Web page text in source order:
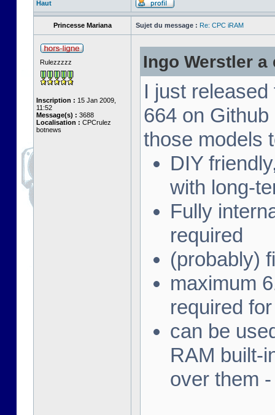
Haut
Princesse Mariana Sujet du message : Re: CPC iRAM
Rulezzzzz
Inscription : 15 Jan 2009,
11:52
Message(s) : 3688
Localisation : CPCrulez
botnews
Ingo Werstler a
I just
664 on
those models
DIY
with long-
Fully
required
(probably)
maximum
required
can be
RAM built-
over them